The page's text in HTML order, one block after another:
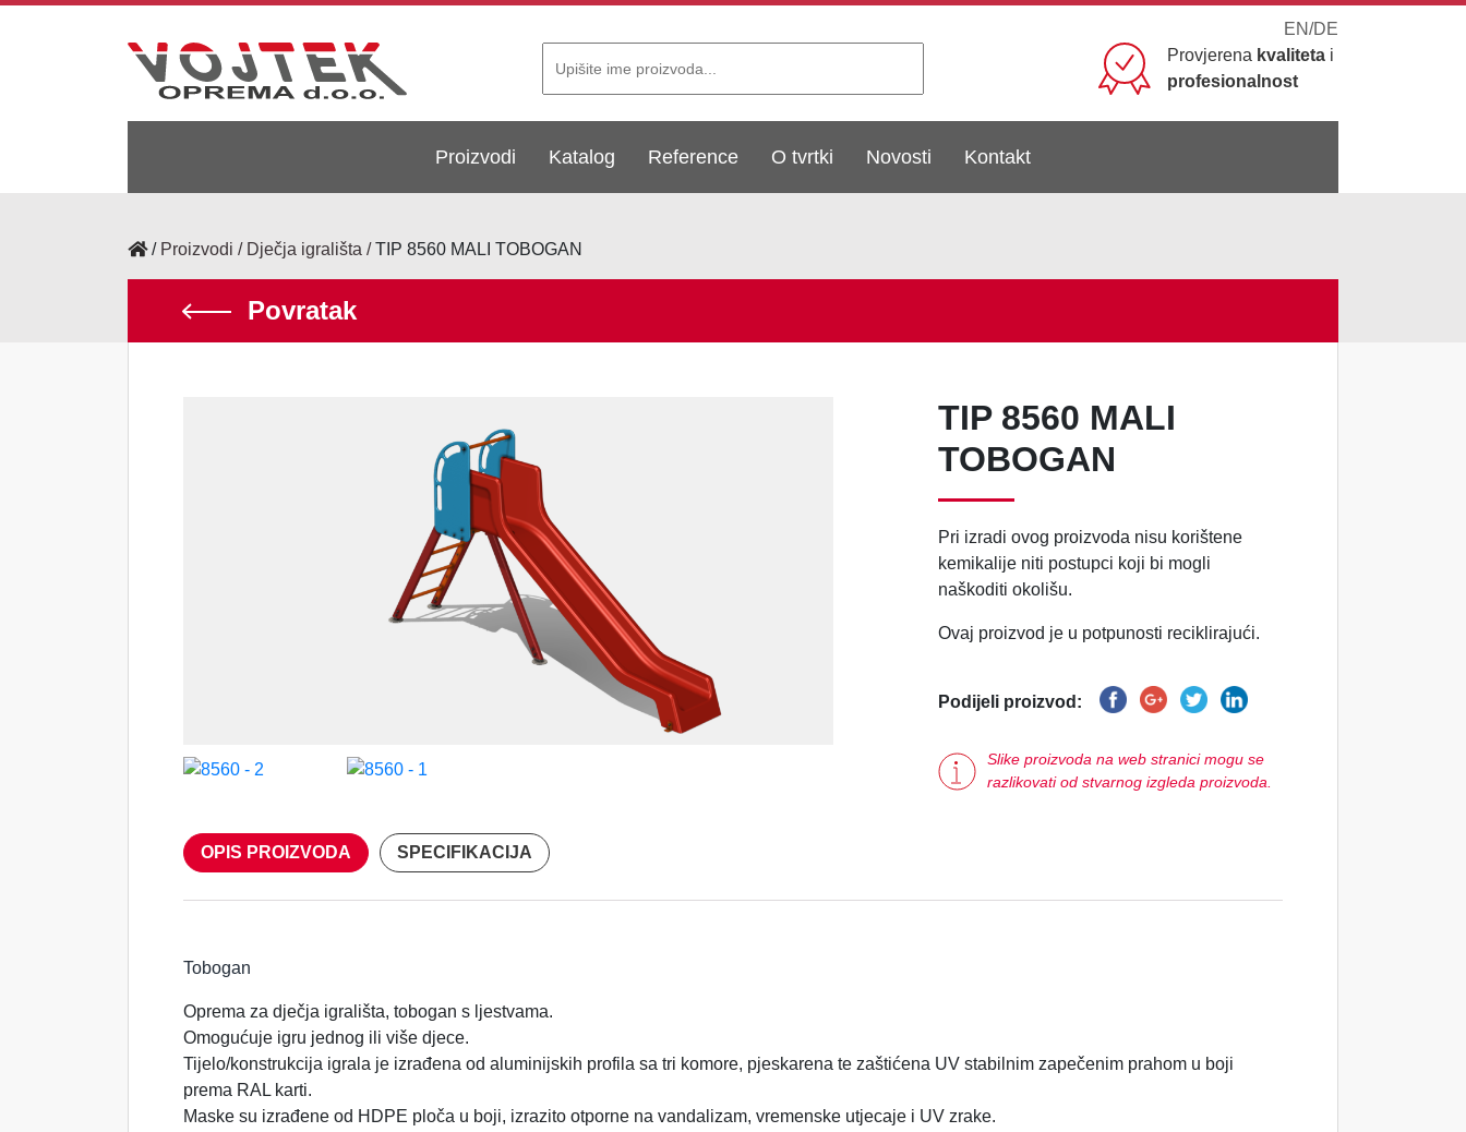
EN/DE
Provjerena kvalitetai
profesionalnost
Proizvodi Katalog Reference O tvrtki Novosti Kontakt
/ Proizvodi Dječja igrališta TIP 8560 MALI TOBOGAN
Povratak
TIP 8560 MALI
TOBOGAN
Pri izradi ovog proizvoda nisu korištene
kemikalije niti postupci koji bi mogli
naškoditi okolišu.
Ovaj proizvod je u potpunosti reciklirajući.
Podijeli proizvod:
Slike proizvoda na web stranici mogu se
razlikovati od stvarnog izgleda proizvoda.
OPIS PROIZVODA SPECIFIKACIJA
Tobogan
Oprema za dječja igrališta, tobogan s ljestvama.
Omogućuje igru jednog ili više djece.
Tijelo/konstrukcija igrala je izrađena od aluminijskih profila sa tri komore, pjeskarena te zaštićena UV stabilnim zapečenim prahom u boji
prema RAL karti.
Maske su izrađene od HDPE ploča u boji, izrazito otporne na vandalizam, vremenske utjecaje i UV zrake.